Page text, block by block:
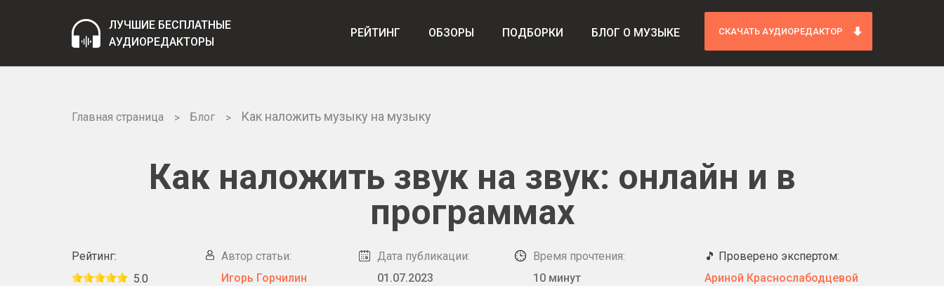
ЛУЧШИЕ БЕСПЛАТНЫЕ
АУДИОРЕДАКТОРЫ
РЕЙТИНГ ОБЗОРЫ ПОДБОРКИ БЛОГ О МУЗЫКЕ СКАЧАТЬ АУДИОРЕДАКТОР
Главная страница Блог Как наложить музыку на музыку
Как наложить звук на звук: онлайн и в
программах
Рейтинг:
5.0
Автор статьи:
Игорь Горчилин
Дата публикации:
01.07.2023
Время прочтения:
10 минут
🎵 Проверено экспертом:
Ариной Краснослабодцевой